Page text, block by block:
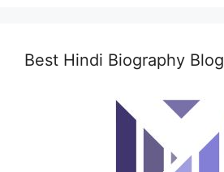
Best Hindi Biography Blog